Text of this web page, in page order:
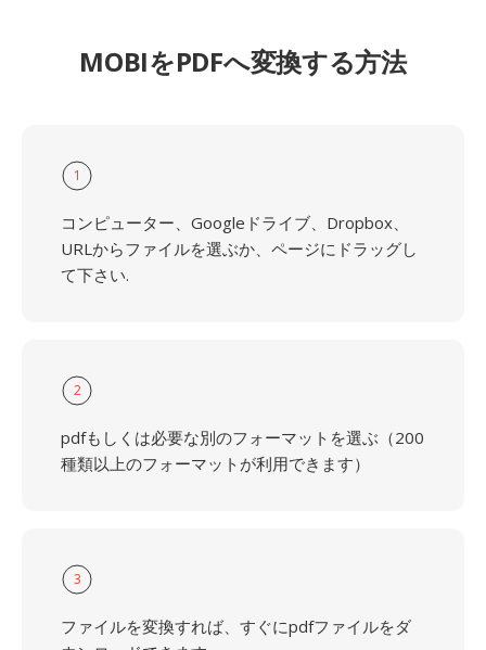
MOBIをPDFへ変換する方法
1
コンピューター、Googleドライブ、Dropbox、
URLからファイルを選ぶか、ページにドラッグし
て下さい.
2
pdfもしくは必要な別のフォーマットを選ぶ（200
種類以上のフォーマットが利用できます）
3
ファイルを変換すれば、すぐにpdfファイルをダ